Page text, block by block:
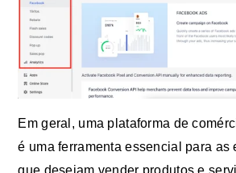
Em geral, uma plataforma de
é uma ferramenta essencial para as
que desejam vender produtos e